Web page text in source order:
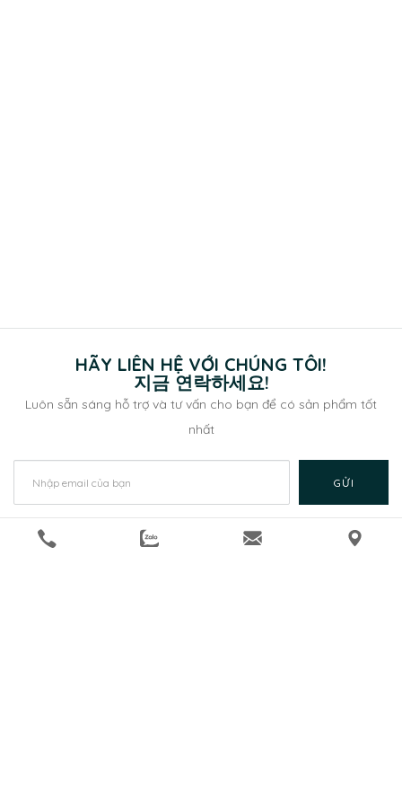
HÃY LIÊN HỆ VỚI CHÚNG TÔI!
지금 연락하세요!
Luôn sẵn sáng hỗ trợ và tư vấn cho bạn để có sản phẩm tốt
nhất
GỬI